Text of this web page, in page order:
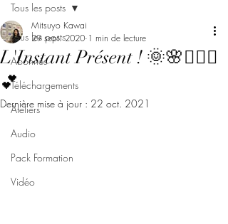
Tous les posts
Abonnés
Téléchargements
Ateliers
Audio
Pack Formation
Vidéo
Tous les posts
L'Instant Présent ! 🌞🌸🧘🏼‍♂️
💕
Mitsuyo Kawai
29 sept. 2020 1 min de lecture
Dernière mise à jour : 22 oct. 2021